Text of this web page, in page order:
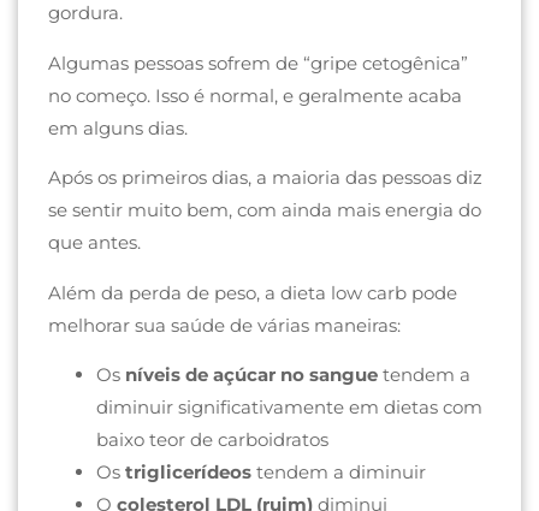
gordura.
Algumas pessoas sofrem de “gripe cetogênica”
no começo. Isso é normal, e geralmente acaba
em alguns dias.
Após os primeiros dias, a maioria das pessoas diz
se sentir muito bem, com ainda mais energia do
que antes.
Além da perda de peso, a dieta low carb pode
melhorar sua saúde de várias maneiras:
Os níveis de açúcar no sangue tendem a
diminuir significativamente em dietas com
baixo teor de carboidratos
Os triglicerídeos tendem a diminuir
O colesterol LDL (ruim) diminui